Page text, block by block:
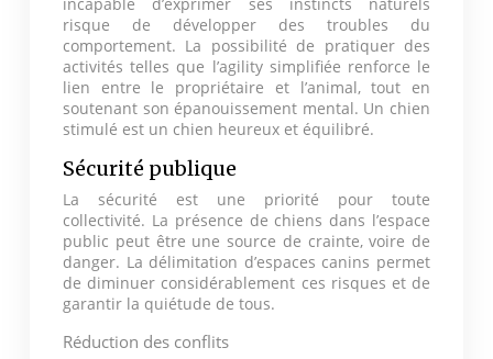
risque de développer des troubles du
comportement. La possibilité de pratiquer des
activités telles que l’agility simplifiée renforce le
lien entre le propriétaire et l’animal, tout en
soutenant son épanouissement mental. Un chien
stimulé est un chien heureux et équilibré.
Sécurité publique
La sécurité est une priorité pour toute
collectivité. La présence de chiens dans l’espace
public peut être une source de crainte, voire de
danger. La délimitation d’espaces canins permet
de diminuer considérablement ces risques et de
garantir la quiétude de tous.
Réduction des conflits